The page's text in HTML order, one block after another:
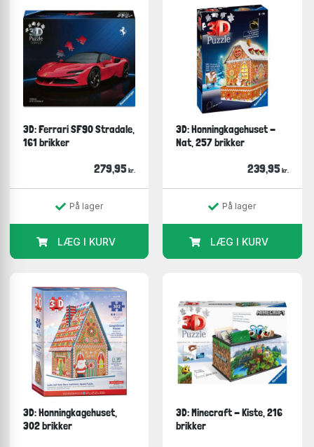
3D: Ferrari SF90 Stradale,
161 brikker
279,95 kr.
På lager
LÆG I KURV
3D: Honningkagehuset -
Nat, 257 brikker
239,95 kr.
På lager
LÆG I KURV
3D: Honningkagehuset,
302 brikker
3D: Minecraft - Kiste, 216
brikker